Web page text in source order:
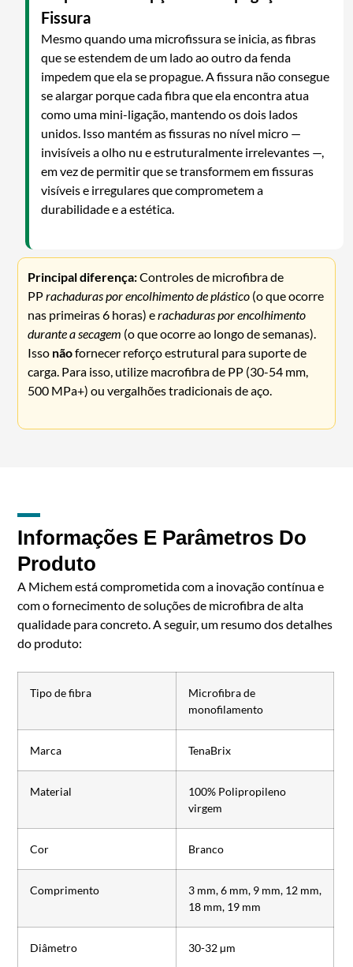
Fissura
Mesmo quando uma microfissura se inicia, as fibras
que se estendem de um lado ao outro da fenda
impedem que ela se propague. A fissura não consegue
se alargar porque cada fibra que ela encontra atua
como uma mini-ligação, mantendo os dois lados
unidos. Isso mantém as fissuras no nível micro —
invisíveis a olho nu e estruturalmente irrelevantes —,
em vez de permitir que se transformem em fissuras
visíveis e irregulares que comprometem a
durabilidade e a estética.
Principal diferença:Controles de microfibra de
PPrachaduras por encolhimento de plástico (o que ocorre
nas primeiras 6 horas) erachaduras por encolhimento
durante a secagem (o que ocorre ao longo de semanas).
Isso nãofornecer reforço estrutural para suporte de
carga. Para isso, utilize macrofibra de PP (30-54 mm,
500 MPa+) ou vergalhões tradicionais de aço.
Informações E Parâmetros Do
Produto
A Michem está comprometida com a inovação contínua e
com o fornecimento de soluções de microfibra de alta
qualidade para concreto. A seguir, um resumo dos detalhes
do produto:
Tipo de fibra
Microfibra de
monofilamento
Marca TenaBrix
Material
100% Polipropileno
virgem
Cor Branco
Comprimento
3 mm, 6 mm, 9 mm, 12 mm,
18 mm, 19 mm
Diâmetro 30-32 µm